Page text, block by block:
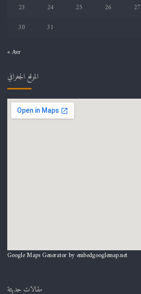
23
24 25 26 27
30
31
« Avr
الموقع الجغرافي
Google Maps Generator by embedgooglemap.net
مقالات حديثة